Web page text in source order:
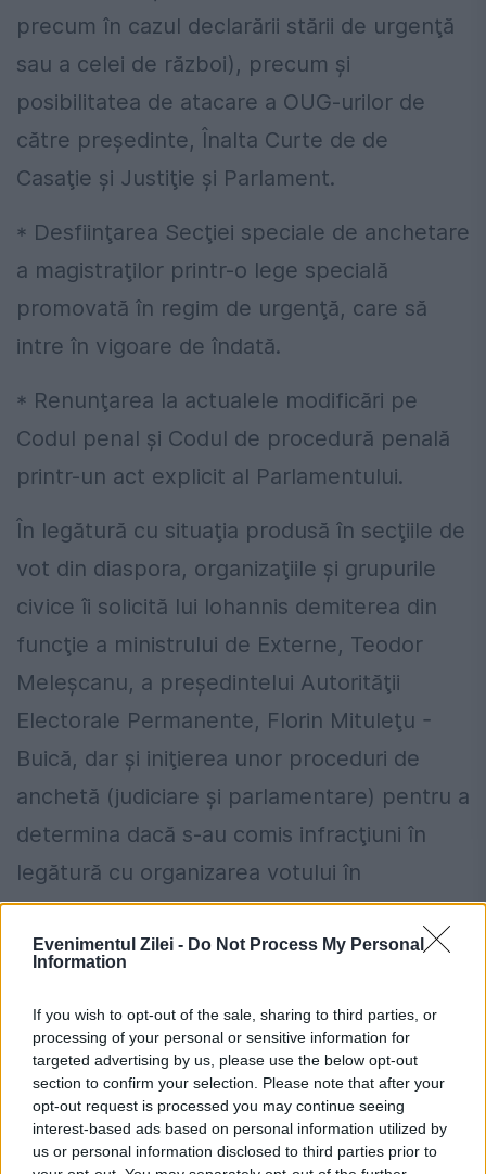
Evenimentul Zilei - Do Not Process My Personal
Information
If you wish to opt-out of the sale, sharing to third parties, or
processing of your personal or sensitive information for
targeted advertising by us, please use the below opt-out
section to confirm your selection. Please note that after your
opt-out request is processed you may continue seeing
interest-based ads based on personal information utilized by
us or personal information disclosed to third parties prior to
precum în cazul declarării stării de urgenţă
sau a celei de război), precum şi
posibilitatea de atacare a OUG-urilor de
către preşedinte, Înalta Curte de de
Casaţie şi Justiţie şi Parlament.
* Desfiinţarea Secţiei speciale de anchetare
a magistraţilor printr-o lege specială
promovată în regim de urgenţă, care să
intre în vigoare de îndată.
* Renunţarea la actualele modificări pe
Codul penal şi Codul de procedură penală
printr-un act explicit al Parlamentului.
În legătură cu situaţia produsă în secţiile de
vot din diaspora, organizaţiile şi grupurile
civice îi solicită lui Iohannis demiterea din
funcţie a ministrului de Externe, Teodor
Meleşcanu, a preşedintelui Autorităţii
Electorale Permanente, Florin Mituleţu -
Buică, dar şi iniţierea unor proceduri de
anchetă (judiciare şi parlamentare) pentru a
determina dacă s-au comis infracţiuni în
legătură cu organizarea votului în
străinătate.
De asemenea, se cere modificarea
legislaţiei astfel încât la alegerile
prezidenţiale din 2019 toţi cetăţenii români
cu drept de vot să aibă posibilitatea să îşi
exercite în mod demn dreptul la vot,
indiferent dacă se află în diaspora sau pe